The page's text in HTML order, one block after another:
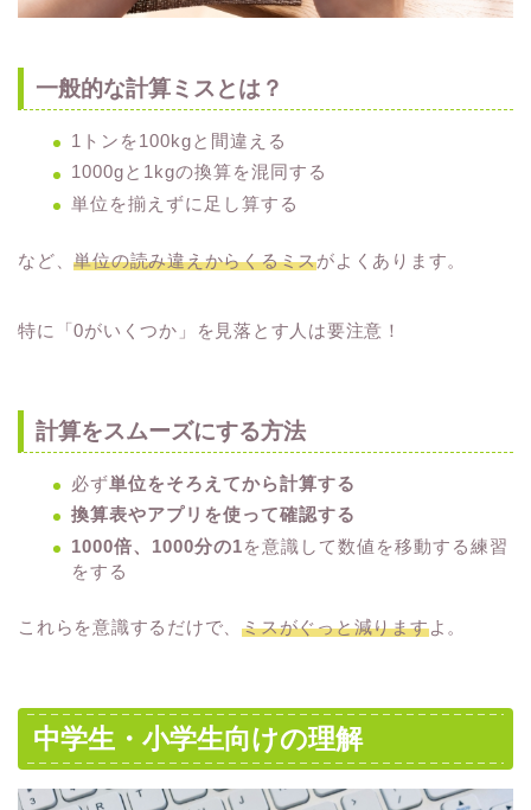
一般的な計算ミスとは？
1トンを100kgと間違える
1000gと1kgの換算を混同する
単位を揃えずに足し算する
など、単位の読み違えからくるミスがよくあります。
特に「0がいくつか」を見落とす人は要注意！
計算をスムーズにする方法
必ず単位をそろえてから計算する
換算表やアプリを使って確認する
1000倍、1000分の1を意識して数値を移動する練習
をする
これらを意識するだけで、ミスがぐっと減りますよ。
中学生・小学生向けの理解